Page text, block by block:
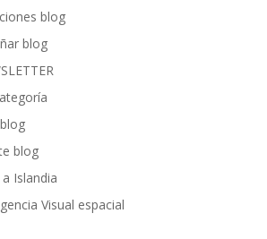
blog
blog
blog
Islandia
Visual espacial